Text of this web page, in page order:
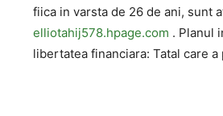
fiica in varsta de 26 de ani, sunt
elliotahij578.hpage.com . Planul
libertatea financiara: Tatal care a